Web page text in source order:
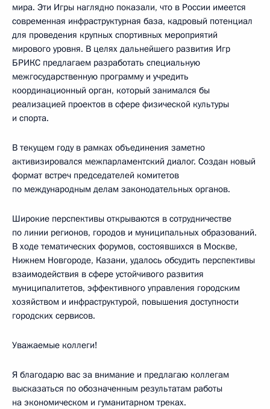
мира. Эти Игры наглядно показали, что в России имеется
современная инфраструктурная база, кадровый потенциал
для проведения крупных спортивных мероприятий
мирового уровня. В целях дальнейшего развития Игр
БРИКС предлагаем разработать специальную
межгосударственную программу и учредить
координационный орган, который занимался бы
реализацией проектов в сфере физической культуры
и спорта.
В текущем году в рамках объединения заметно
активизировался межпарламентский диалог. Создан новый
формат встреч председателей комитетов
по международным делам законодательных органов.
Широкие перспективы открываются в сотрудничестве
по линии регионов, городов и муниципальных образований.
В ходе тематических форумов, состоявшихся в Москве,
Нижнем Новгороде, Казани, удалось обсудить перспективы
взаимодействия в сфере устойчивого развития
муниципалитетов, эффективного управления городским
хозяйством и инфраструктурой, повышения доступности
городских сервисов.
Уважаемые коллеги!
Я благодарю вас за внимание и предлагаю коллегам
высказаться по обозначенным результатам работы
на экономическом и гуманитарном треках.